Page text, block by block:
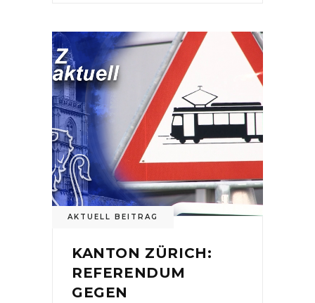
AKTUELL BEITRAG
KANTON ZÜRICH:
REFERENDUM
GEGEN